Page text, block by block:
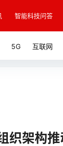
智能科技问答
5G 互联网
织架构